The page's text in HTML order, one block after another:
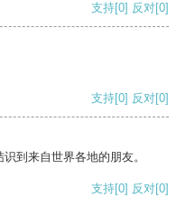
支持[0] 反对[0]
支持[0] 反对[0]
到来自世界各地的朋友。
支持[0] 反对[0]